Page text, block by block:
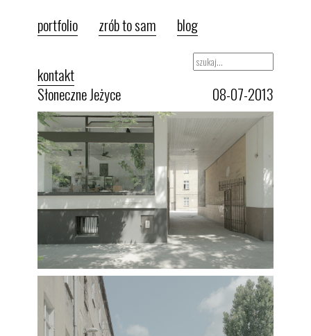
portfolio zrób to sam blog
kontakt
Słoneczne Jeżyce
08-07-2013